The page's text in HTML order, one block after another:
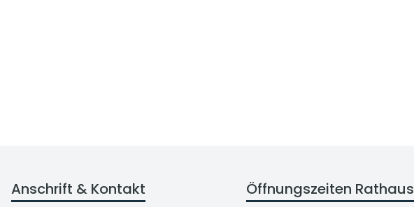
Anschrift & Kontakt Öffnungszeiten Rathaus